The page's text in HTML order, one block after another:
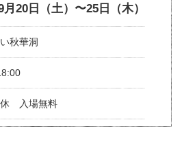
月20日（土）〜25日（木）
秋華洞
休 入場無料